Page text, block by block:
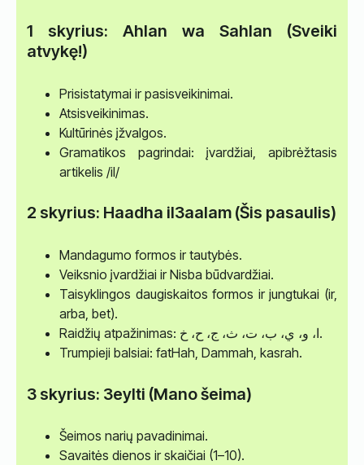
1 skyrius: Ahlan wa Sahlan (Sveiki
atvykę!)
Prisistatymai ir pasisveikinimai.
Atsisveikinimas.
Kultūrinės įžvalgos.
Gramatikos pagrindai: įvardžiai, apibrėžtasis
artikelis /il/
2 skyrius: Haadha il3aalam (Šis pasaulis)
Mandagumo formos ir tautybės.
Veiksnio įvardžiai ir Nisba būdvardžiai.
Taisyklingos daugiskaitos formos ir jungtukai (ir,
arba, bet).
Raidžių atpažinimas: ا، و، ي، ب، ت، ث، ج، ح، خ.
Trumpieji balsiai: fatHah, Dammah, kasrah.
3 skyrius: 3eylti (Mano šeima)
Šeimos narių pavadinimai.
Savaitės dienos ir skaičiai (1–10).